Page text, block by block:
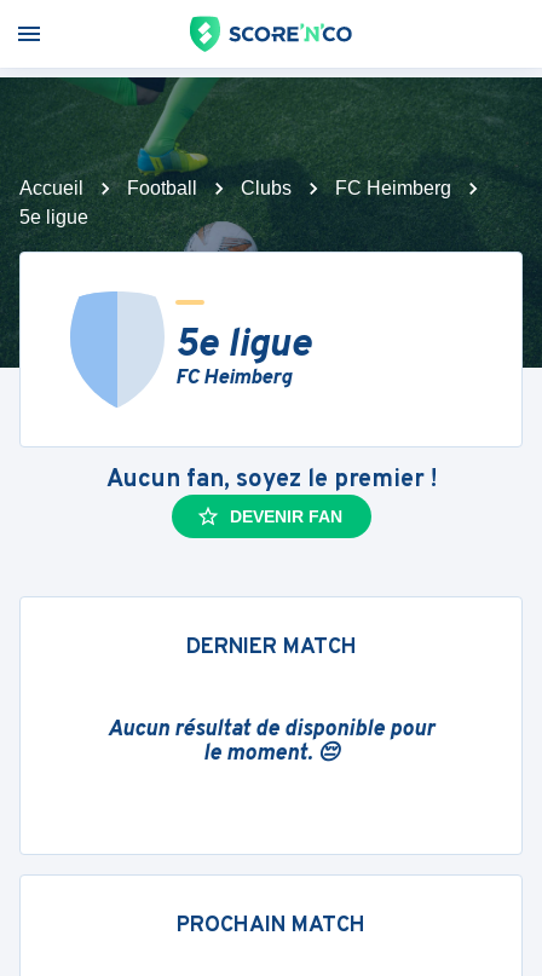
Accueil Football Clubs
FC Heimberg
5e ligue
5e ligue
FC Heimberg
Aucun fan, soyez le premier !
DEVENIR FAN
DERNIER MATCH
Aucun résultat de disponible pour
le moment. 😔
PROCHAIN MATCH